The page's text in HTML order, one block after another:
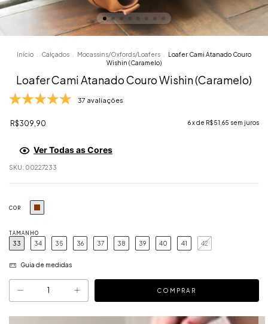
Início Calçados Mocassins/Oxfords/Loafers
Loafer Cami Atanado Couro
Wishin (Caramelo)
Loafer Cami Atanado Couro Wishin (Caramelo)
37 avaliações
R$309,90 6x de R$51,65 sem juros
Ver Todas as Cores
SKU: 00227233
COR
TAMANHO
33 34 35 36 37 38 39 40 41 42
Guia de medidas